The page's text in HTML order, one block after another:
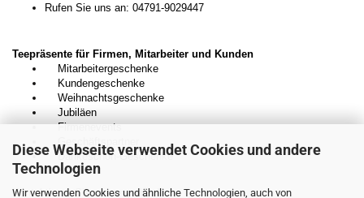
Diese Webseite verwendet Cookies und andere
Technologien
Wir verwenden Cookies und ähnliche Technologien, auch von
Rufen Sie uns an: 04791-9029447
Teepräsente für Firmen, Mitarbeiter und Kunden
Mitarbeitergeschenke
Kundengeschenke
Weihnachtsgeschenke
Jubiläen
Firmenevents
Geschäftspartner
Dankeschön-Geschenke
Kontaktieren Sie uns unverbindlich: